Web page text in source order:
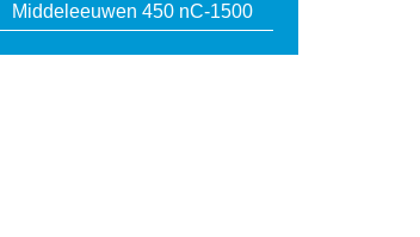
Middeleeuwen 450 nC-1500